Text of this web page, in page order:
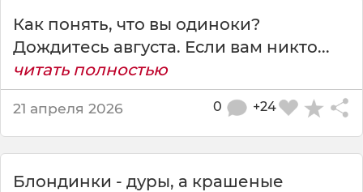
п
т
Как понять, что вы одиноки?
Дождитесь августа. Если вам никто...
читать полностью
21 апреля 2026 +24
0
Блондинки - дуры, а крашеные